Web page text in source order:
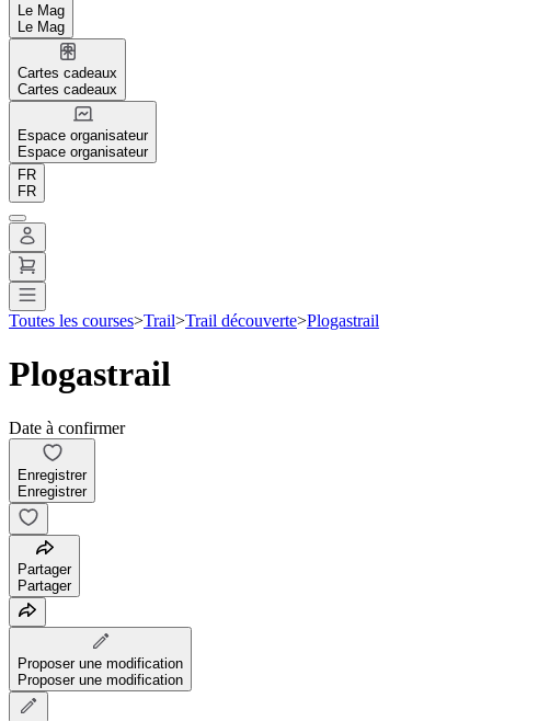
Le Mag
Le Mag
Cartes cadeaux
Cartes cadeaux
Espace organisateur
Espace organisateur
FR
FR
Toutes les courses>Trail>Trail découverte>Plogastrail
Plogastrail
Date à confirmer
Enregistrer
Enregistrer
Partager
Partager
Proposer une modification
Proposer une modification